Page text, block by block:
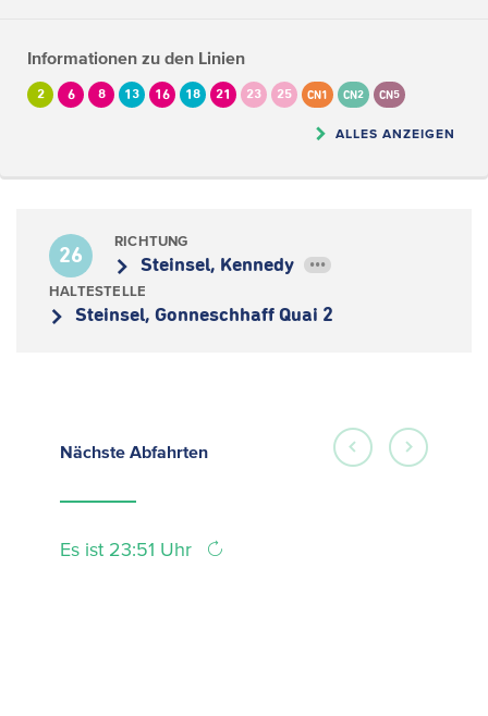
Informationen zu den Linien
2 6 8 13 16 18 21 23 25 CN1 CN2 CN5
ALLES ANZEIGEN
26
RICHTUNG
Steinsel, Kennedy •••
HALTESTELLE
Steinsel, Gonneschhaff Quai 2
Nächste Abfahrten
Es ist 23:51 Uhr